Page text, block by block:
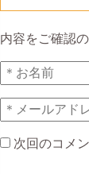
内容をご確認
次回のコメ